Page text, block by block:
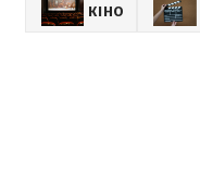
КІНО